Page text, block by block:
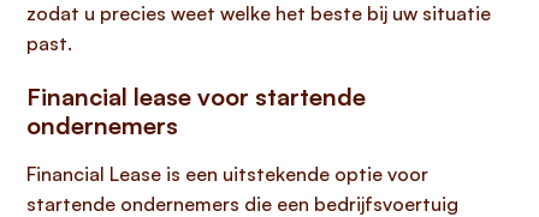
zodat u precies weet welke het beste bij uw situatie
past.
Financial lease voor startende
ondernemers
Financial Lease is een uitstekende optie voor
startende ondernemers die een bedrijfsvoertuig